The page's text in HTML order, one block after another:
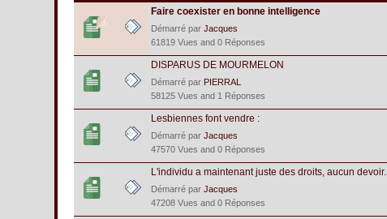
Faire coexister en bonne intelligence
Démarré parJacques
61819 Vues and 0 Réponses
DISPARUS DE MOURMELON
Démarré par PIERRAL
58125 Vues and 1 Réponses
Lesbiennes font vendre :
Démarré parJacques
47570 Vues and 0 Réponses
L'individu a maintenant juste des droits, aucun devoir.
Démarré parJacques
47208 Vues and 0 Réponses